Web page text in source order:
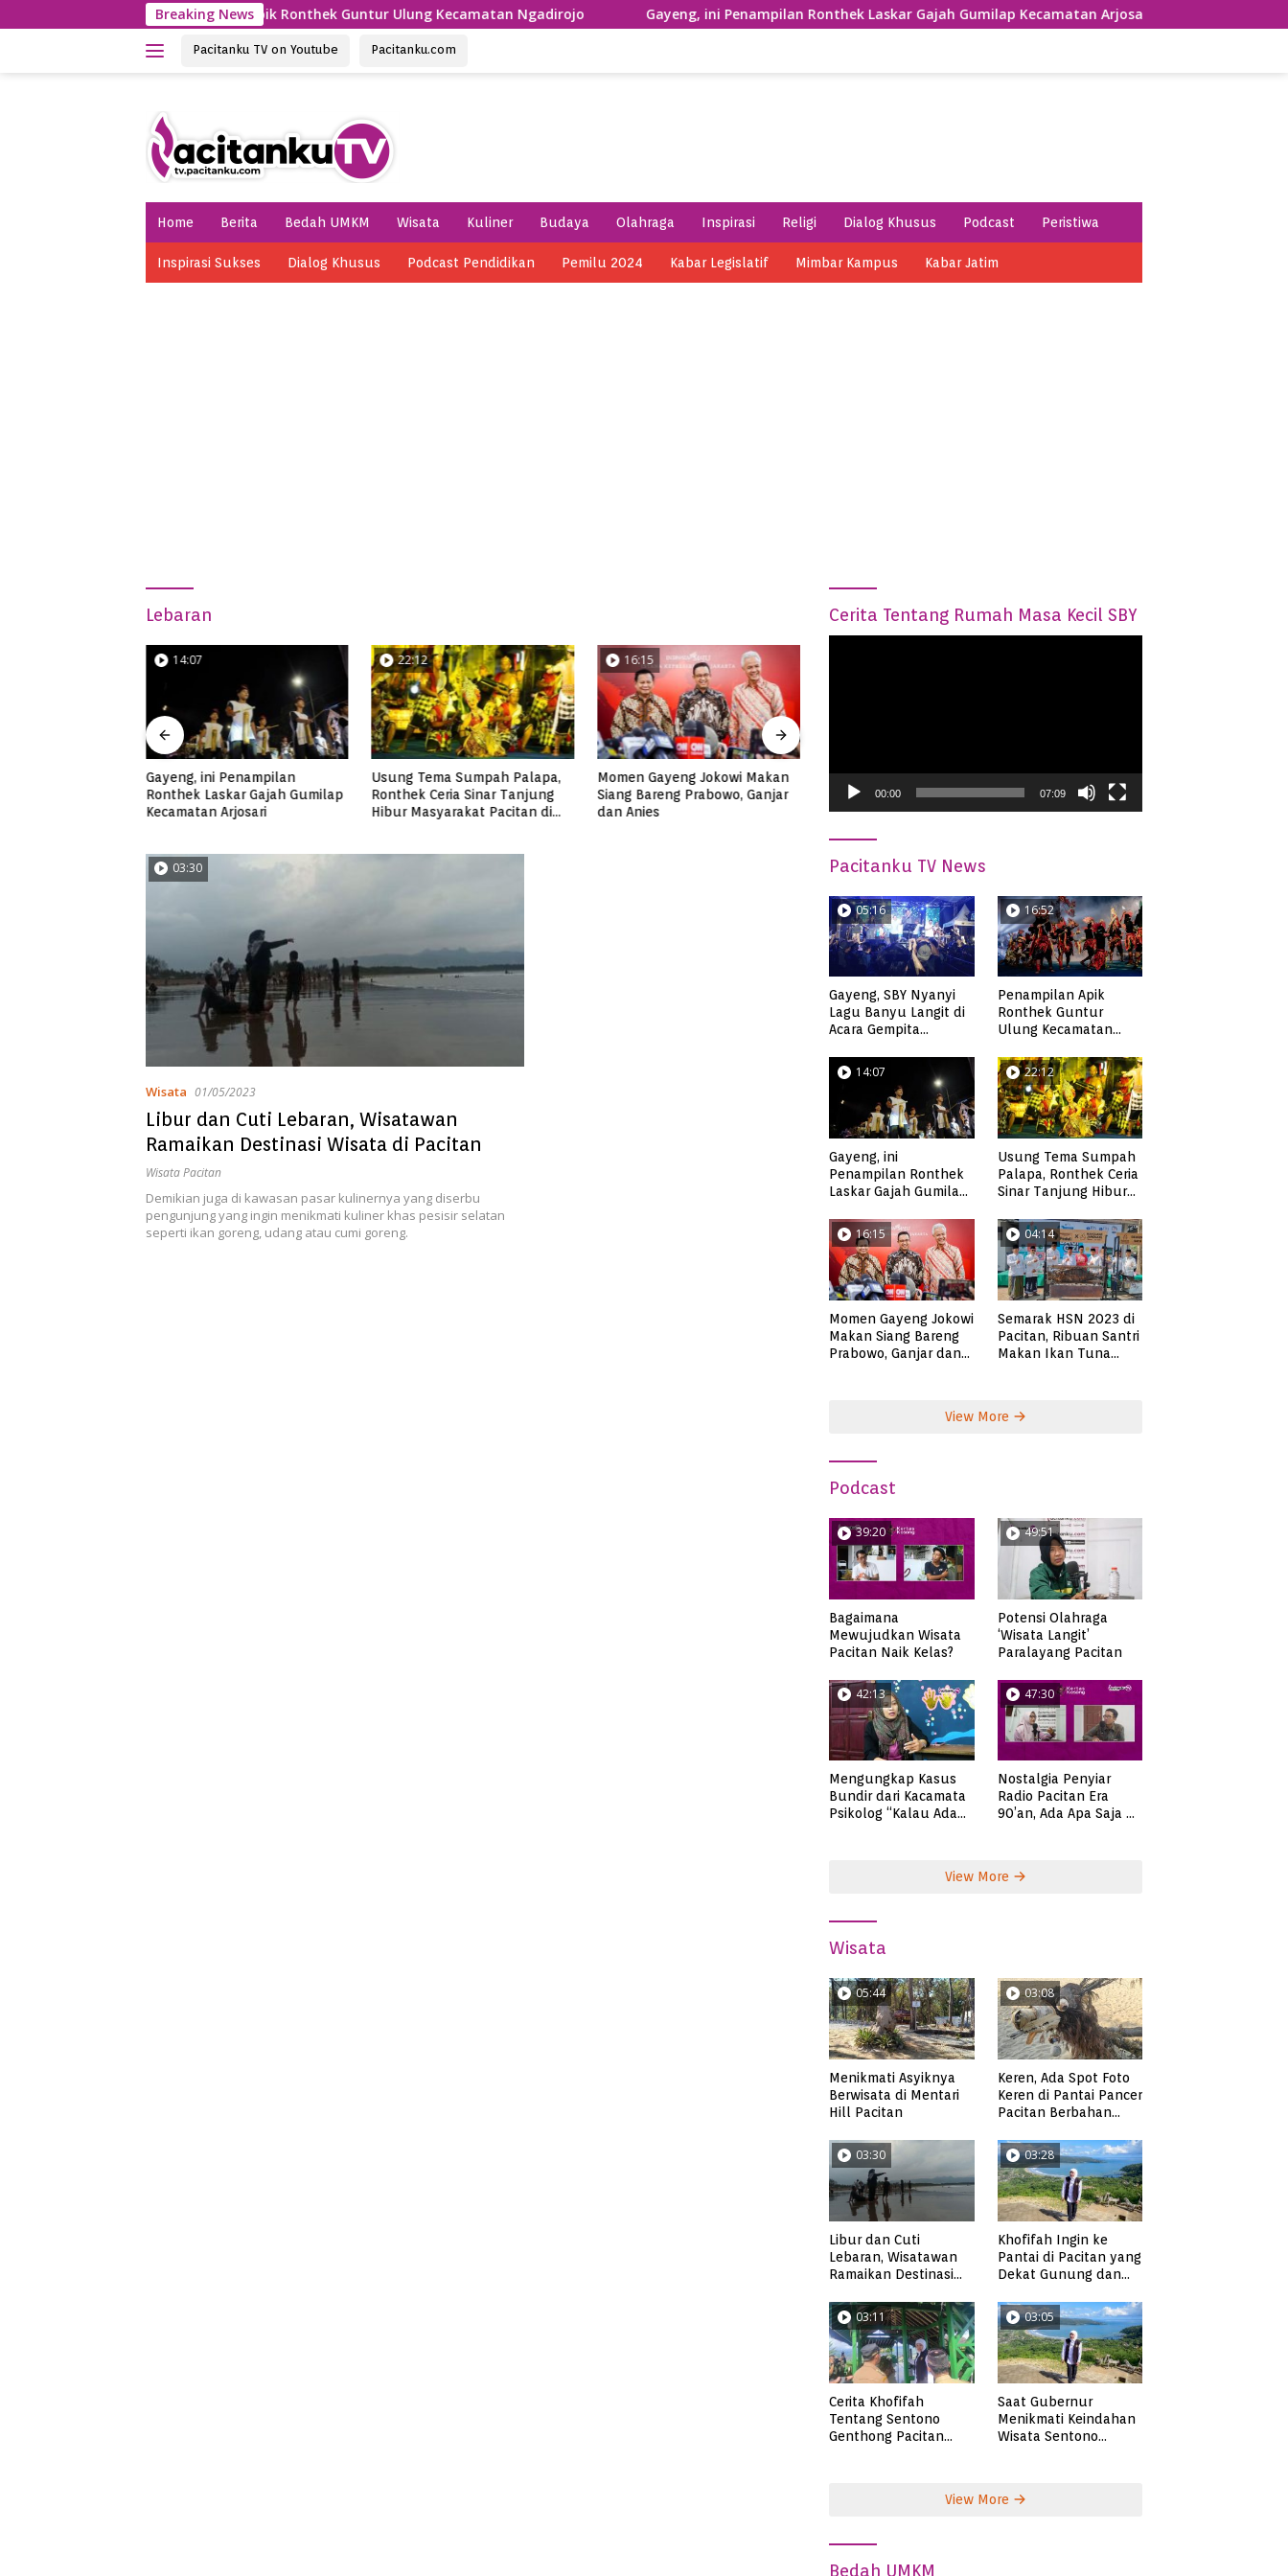
to
Breaking News
Penampilan Apik Ronthek Guntur Ulung Kecamatan Ngadirojo Gayeng, ini Penampilan Ronthek Laskar Gajah Gumilap Kecamatan Arjosari Usung Tema Sumpah
Pacitanku TV on Youtube Pacitanku.com
Home Berita Bedah UMKM Wisata Kuliner Budaya Olahraga Inspirasi Religi Dialog Khusus Podcast Peristiwa
Inspirasi Sukses Dialog Khusus Podcast Pendidikan Pemilu 2024 Kabar Legislatif Mimbar Kampus Kabar Jatim
Lebaran
Gayeng, ini Penampilan
Ronthek Laskar Gajah Gumilap
Usung Tema Sumpah Palapa,
Ronthek Ceria Sinar Tanjung
Hibur Masyarakat Pacitan di
16:15
Momen Gayeng Jokowi Makan
Siang Bareng Prabowo, Ganjar
dan Anies
04:14
Semarak HSN 2023 di Pacitan,
Ribuan Santri Makan Ikan
Menikmati Asyiknya Berwisata
di Mentari Hill Pacitan
03:30
Wisata 01/05/2023
Libur dan Cuti Lebaran, Wisatawan
Ramaikan Destinasi Wisata di Pacitan
Wisata Pacitan
Demikian juga di kawasan pasar kulinernya yang diserbu
pengunjung yang ingin menikmati kuliner khas pesisir selatan
seperti ikan goreng, udang atau cumi goreng.
Cerita Tentang Rumah Masa Kecil SBY
00:00 07:09
Pacitanku TV News
05:16
Gayeng, SBY Nyanyi
Lagu Banyu Langit di
Acara Gempita
16:52
Penampilan Apik
Ronthek Guntur
Ulung Kecamatan
14:07
Gayeng, ini
Penampilan Ronthek
Laskar Gajah Gumilap
22:12
Usung Tema Sumpah
Palapa, Ronthek Ceria
Sinar Tanjung Hibur
FRP 2023
16:15
Momen Gayeng Jokowi
Makan Siang Bareng
Prabowo, Ganjar dan
04:14
Semarak HSN 2023 di
Pacitan, Ribuan Santri
Makan Ikan Tuna
View More
Podcast
39:20
Bagaimana
Mewujudkan Wisata
Pacitan Naik Kelas?
49:51
Potensi Olahraga
‘Wisata Langit’
Paralayang Pacitan
42:13
Mengungkap Kasus
Bundir dari Kacamata
Psikolog “Kalau Ada
47:30
Nostalgia Penyiar
Radio Pacitan Era
90’an, Ada Apa Saja di
View More
Wisata
05:44
Menikmati Asyiknya
Berwisata di Mentari
Hill Pacitan
03:08
Keren, Ada Spot Foto
Keren di Pantai Pancer
Pacitan Berbahan
03:30
Libur dan Cuti
Lebaran, Wisatawan
Ramaikan Destinasi
03:28
Khofifah Ingin ke
Pantai di Pacitan yang
Dekat Gunung dan
Pangasan?
03:11
Cerita Khofifah
Tentang Sentono
Genthong Pacitan
03:05
Saat Gubernur
Menikmati Keindahan
Wisata Sentono
View More
Bedah UMKM